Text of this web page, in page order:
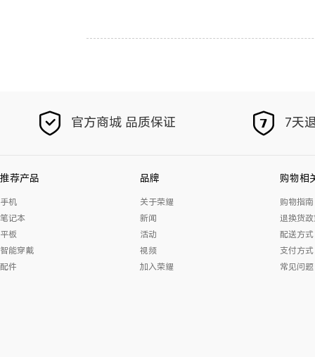
官方商城 品质保证 7天
推荐产品
手机
笔记本
平板
智能穿戴
配件
品牌
关于荣耀
新闻
活动
视频
加入荣耀
购物相
购物指南
退换货
配送方式
支付方式
常见问题